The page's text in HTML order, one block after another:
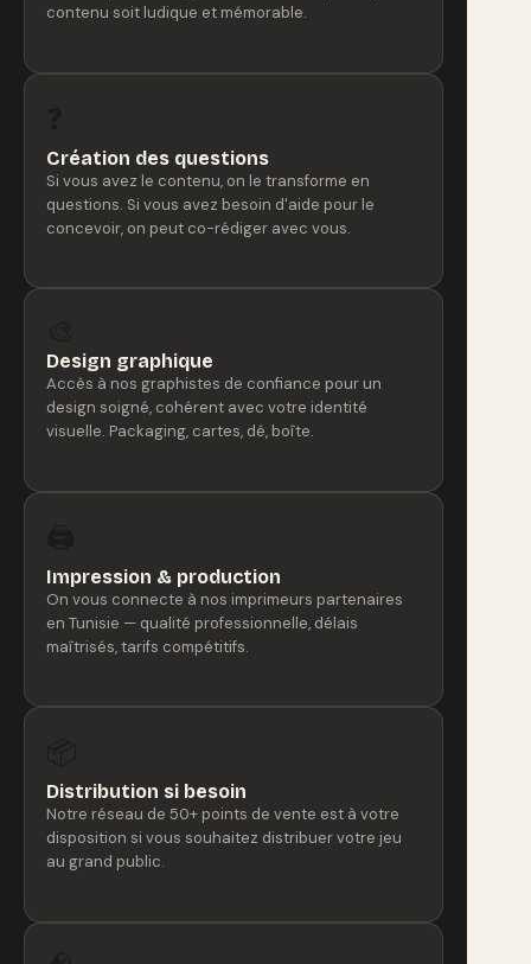
contenu soit ludique et mémorable.
Création des questions
Si vous avez le contenu, on le transforme en
questions. Si vous avez besoin d'aide pour le
concevoir, on peut co-rédiger avec vous.
Design graphique
Accès à nos graphistes de confiance pour un
design soigné, cohérent avec votre identité
visuelle. Packaging, cartes, dé, boîte.
Impression & production
On vous connecte à nos imprimeurs partenaires
en Tunisie — qualité professionnelle, délais
maîtrisés, tarifs compétitifs.
Distribution si besoin
Notre réseau de 50+ points de vente est à votre
disposition si vous souhaitez distribuer votre jeu
au grand public.